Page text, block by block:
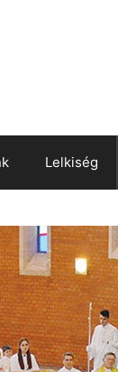
Lelkiség